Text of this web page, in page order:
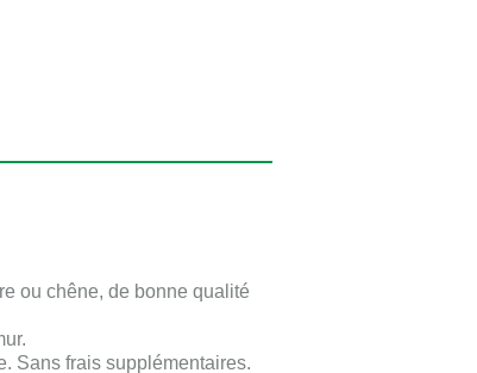
ou chêne, de bonne qualité
Sans frais supplémentaires.